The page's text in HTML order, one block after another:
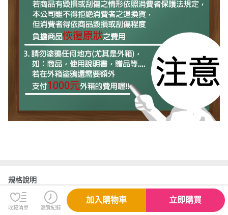
規格說明
收藏清單 瀏覽紀錄
加入購物車 立即購買